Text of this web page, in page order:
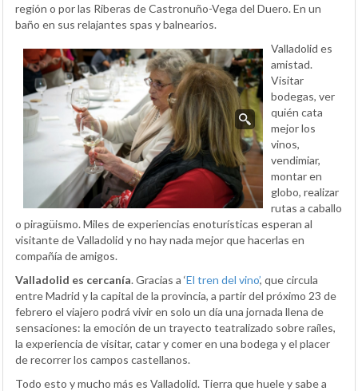
región o por las Riberas de Castronuño-Vega del Duero. En un
baño en sus relajantes spas y balnearios.
Valladolid es
amistad.
Visitar
bodegas, ver
quién cata
mejor los
vinos,
vendimiar,
montar en
globo, realizar
rutas a caballo
o piragüismo. Miles de experiencias enoturísticas esperan al
visitante de Valladolid y no hay nada mejor que hacerlas en
compañía de amigos.
Valladolid es cercanía. Gracias a ‘El tren del vino’, que circula
entre Madrid y la capital de la provincia, a partir del próximo 23 de
febrero el viajero podrá vivir en solo un día una jornada llena de
sensaciones: la emoción de un trayecto teatralizado sobre raíles,
la experiencia de visitar, catar y comer en una bodega y el placer
de recorrer los campos castellanos.
Todo esto y mucho más es Valladolid. Tierra que huele y sabe a